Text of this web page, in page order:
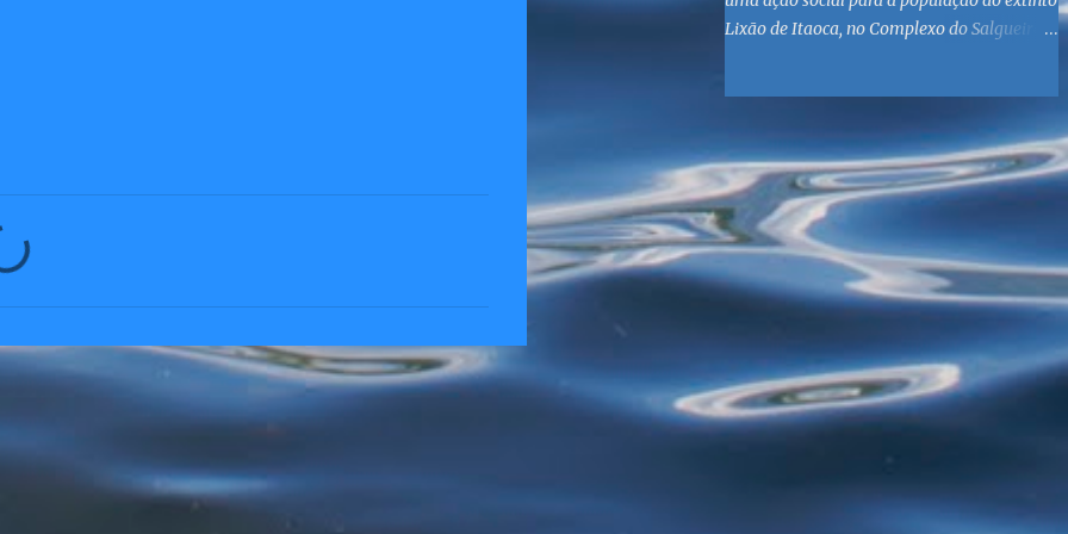
Lixão de Itaoca, no Complexo do Salgueiro,
higiênico, além de atendimento médico. O
Fórum Local espera contar com a
participação de ONGs locais e da população
do município. Aos interessados em
participar, basta se dirigir à Rua Dr.
Feliciano Sodré 82, Sala 104 – Centro, no
horário 9h às 17h, de segunda a sexta. Mais
informações também podem ser obtidas
pelo telefone (21) 3474-1004 e pelo e-mail
agenda21sg@r7.com . O Lixão do Salgueiro
foi fechado em fevereiro por determinação
habitantes da região que viviam do lixo há